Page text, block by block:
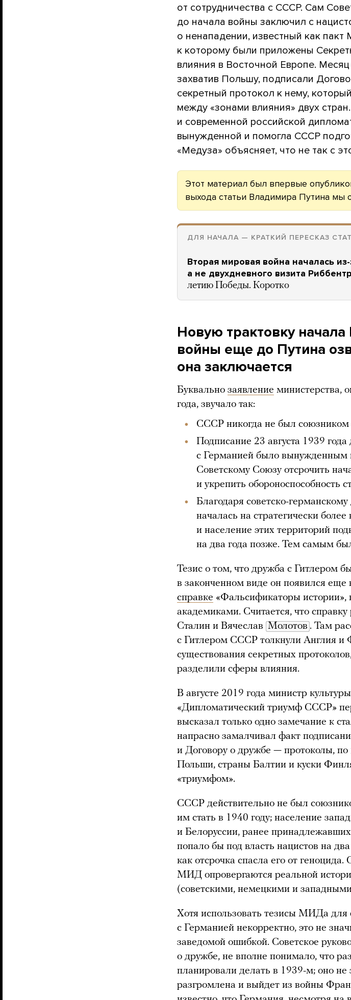
от сотрудничества с СССР. Сам
до начала войны заключил с
о ненападении, известный как
к которому были приложены
влияния в Восточной Европе.
захватив Польшу, подписали
секретный протокол к нему,
между «зонами влияния» двух
и современной российской
вынужденной и помогла СССР
«Медуза» объясняет, что не так с
Этот материал был впервые
выхода статьи Владимира Путина мы
ДЛЯ НАЧАЛА — КРАТКИЙ ПЕРЕСКАЗ
Вторая мировая война началась
а не двухдневного визита
летию Победы. Коротко
Новую трактовку
войны еще до Путина
она заключается
Буквально заявление министерства,
года, звучало так:
СССР никогда не был союзником
Подписание 23 августа 1939
с Германией было вынужденным
Советскому Союзу отсрочить
и укрепить обороноспособность
Благодаря советско-
началась на стратегически
и население этих территорий
на два года позже. Тем самым
Тезис о том, что дружба с Гитлером
в законченном виде он появился еще
справке «Фальсификаторы истории»,
академиками. Считается, что
Сталин и Вячеслав Молотов . Там
с Гитлером СССР толкнули Англия и
существования секретных
разделили сферы влияния.
В августе 2019 года министр
«Дипломатический триумф СССР»
высказал только одно замечание к
напрасно замалчивал факт
и Договору о дружбе — протоколы,
Польши, страны Балтии и куски
«триумфом».
СССР действительно не был
им стать в 1940 году; население
и Белоруссии, ранее
попало бы под власть нацистов на
как отсрочка спасла его от
МИД опровергаются реальной
(советскими, немецкими и
Хотя использовать тезисы МИДа для
с Германией некорректно, это не
заведомой ошибкой. Советское
о дружбе, не вполне понимало, что
планировали делать в 1939-м; оно не
разгромлена и выйдет из войны